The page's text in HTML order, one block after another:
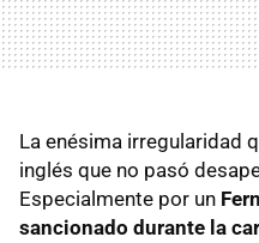
La enésima irregularidad
inglés que no pasó
Especialmente por un
sancionado durante la